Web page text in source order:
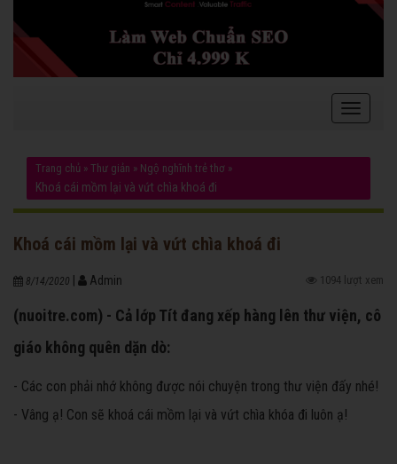
Trang chủ » Thư giản » Ngộ nghĩnh trẻ thơ »
Khoá cái mồm lại và vứt chìa khoá đi
Khoá cái mồm lại và vứt chìa khoá đi
8/14/2020 Admin 1094 lượt xem
(nuoitre.com) - Cả lớp Tít đang xếp hàng lên thư viện, cô
giáo không quên dặn dò:
- Các con phải nhớ không được nói chuyện trong thư viện đấy nhé!
- Vâng ạ! Con sẽ khoá cái mồm lại và vứt chìa khóa đi luôn ạ!